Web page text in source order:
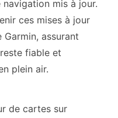
mis à jour.
ces mises à jour
assurant
fiable et
plein air.
de cartes sur